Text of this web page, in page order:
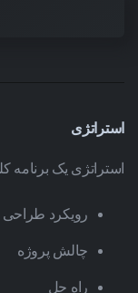
استراتژی
استراتژی یک برنامه
رویکرد طراحی
چالش پروژه
راه حل